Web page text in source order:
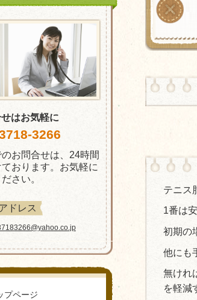
テニス
1番は
初期の
他にも
無けれ
を軽減
はお気軽に
3266
のお問合せは、24時間
おります。お気軽に
さい。
ドレス
プページ